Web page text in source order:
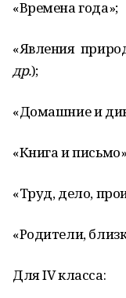
«Времена года»;
«Явления
др.);
«Домашние и
«Книга и
«Труд, дело,
«Родители,
Для IV класса: